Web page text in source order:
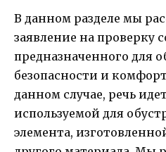
В данном разделе мы
заявление на проверку
предназначенного для
безопасности и
данном случае, речь
используемой для
элемента,